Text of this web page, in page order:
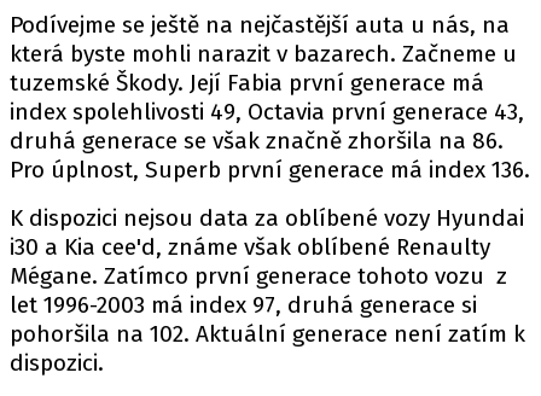
INCORP MEDIA GROUP s.r.o., IČ: 118 23 054
Podívejme se ještě na nejčastější auta u nás, na
která byste mohli narazit v bazarech. Začneme u
tuzemské Škody. Její Fabia první generace má
index spolehlivosti 49, Octavia první generace 43,
druhá generace se však značně zhoršila na 86.
Pro úplnost, Superb první generace má index 136.
K dispozici nejsou data za oblíbené vozy Hyundai
i30 a Kia cee'd, známe však oblíbené Renaulty
Mégane. Zatímco první generace tohoto vozu z
let 1996-2003 má index 97, druhá generace si
pohoršila na 102. Aktuální generace není zatím k
dispozici.